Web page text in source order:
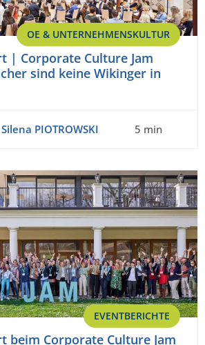
OE & UNTERNEHMENSKULTUR
| Corporate Culture Jam
sind keine Wikinger in
Silena PIOTROWSKI 5 min
EVENTBERICHTE
beim Corporate Culture Jam